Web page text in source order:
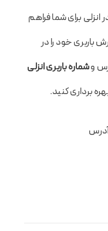
انزلی برای شما فراهم
باربری خود را در
وشماره باربری انزلی
برداری کنید.